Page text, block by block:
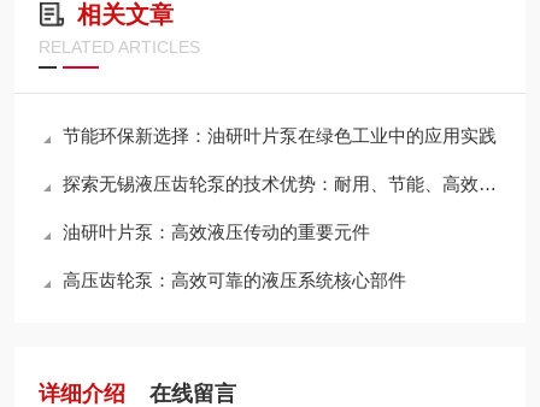
相关文章
RELATED ARTICLES
节能环保新选择：油研叶片泵在绿色工业中的应用实践
探索无锡液压齿轮泵的技术优势：耐用、节能、高效，领行业新标准
油研叶片泵：高效液压传动的重要元件
高压齿轮泵：高效可靠的液压系统核心部件
详细介绍 在线留言